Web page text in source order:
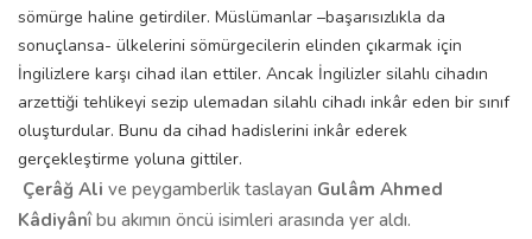
sömürge haline getirdiler. Müslümanlar –başarısızlıkla da
sonuçlansa- ülkelerini sömürgecilerin elinden çıkarmak için
İngilizlere karşı cihad ilan ettiler. Ancak İngilizler silahlı cihadın
arzettiği tehlikeyi sezip ulemadan silahlı cihadı inkâr eden bir sınıf
oluşturdular. Bunu da cihad hadislerini inkâr ederek
gerçekleştirme yoluna gittiler.
Çerâğ Ali ve peygamberlik taslayan Gulâm Ahmed
Kâdiyânî bu akımın öncü isimleri arasında yer aldı.